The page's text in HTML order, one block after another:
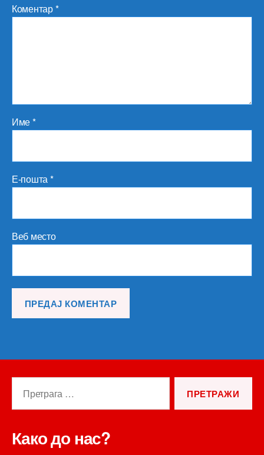
Коментар*
Име*
Е-пошта*
Веб место
Како до нас?